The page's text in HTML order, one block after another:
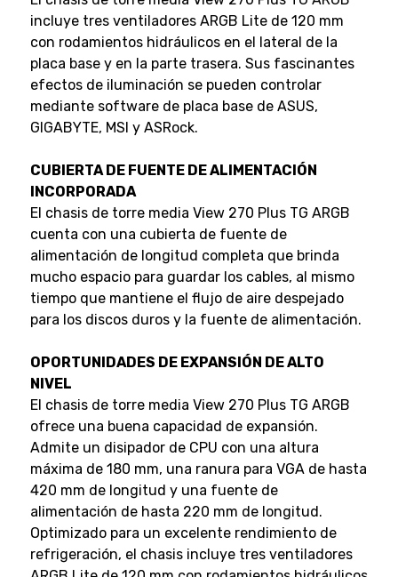
incluye tres ventiladores ARGB Lite de 120 mm
con rodamientos hidráulicos en el lateral de la
placa base y en la parte trasera. Sus fascinantes
efectos de iluminación se pueden controlar
mediante software de placa base de ASUS,
GIGABYTE, MSI y ASRock.
CUBIERTA DE FUENTE DE ALIMENTACIÓN
INCORPORADA
El chasis de torre media View 270 Plus TG ARGB
cuenta con una cubierta de fuente de
alimentación de longitud completa que brinda
mucho espacio para guardar los cables, al mismo
tiempo que mantiene el flujo de aire despejado
para los discos duros y la fuente de alimentación.
OPORTUNIDADES DE EXPANSIÓN DE ALTO
NIVEL
El chasis de torre media View 270 Plus TG ARGB
ofrece una buena capacidad de expansión.
Admite un disipador de CPU con una altura
máxima de 180 mm, una ranura para VGA de hasta
420 mm de longitud y una fuente de
alimentación de hasta 220 mm de longitud.
Optimizado para un excelente rendimiento de
refrigeración, el chasis incluye tres ventiladores